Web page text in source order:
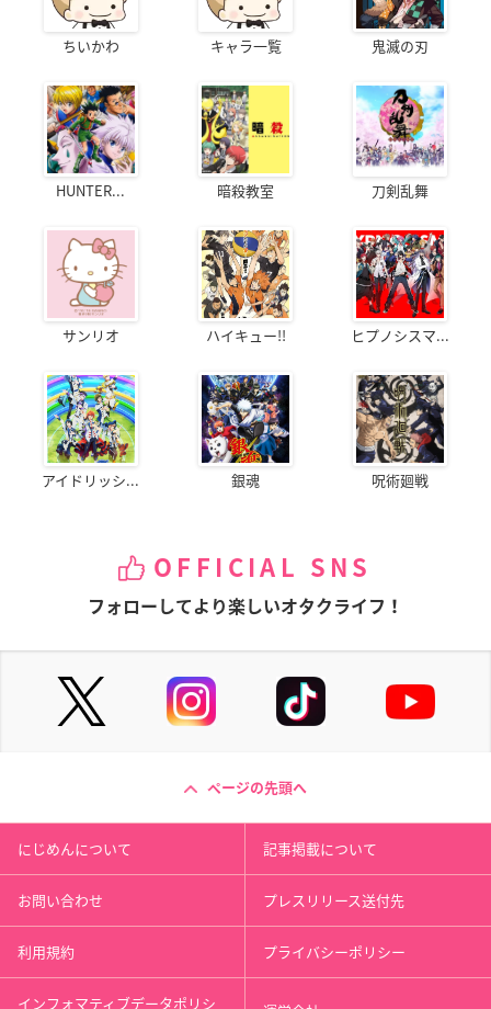
ちいかわ キャラ一覧 鬼滅の刃
HUNTER... 暗殺教室 刀剣乱舞
サンリオ ハイキュー!! ヒプノシスマ...
アイドリッシ... 銀魂 呪術廻戦
OFFICIAL SNS
フォローしてより楽しいオタクライフ！
ページの先頭へ
にじめんについて 記事掲載について
お問い合わせ プレスリリース送付先
利用規約 プライバシーポリシー
インフォマティブデータポリシ